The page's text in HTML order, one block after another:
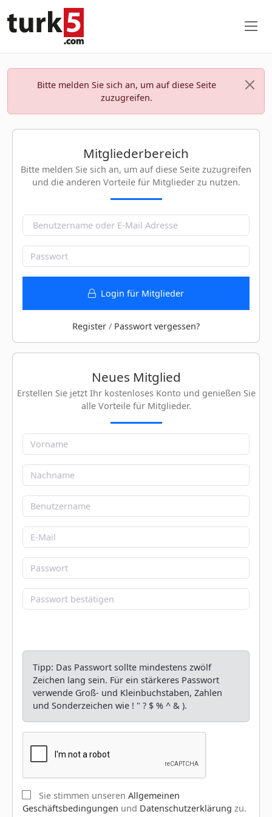
Bitte melden Sie sich an, um auf diese Seite
zuzugreifen.
Mitgliederbereich
Bitte melden Sie sich an, um auf diese Seite zuzugreifen
und die anderen Vorteile für Mitglieder zu nutzen.
Login für Mitglieder
Register / Passwort vergessen?
Neues Mitglied
Erstellen Sie jetzt Ihr kostenloses Konto und genießen Sie
alle Vorteile für Mitglieder.
Tipp: Das Passwort sollte mindestens zwölf
Zeichen lang sein. Für ein stärkeres Passwort
verwende Groß- und Kleinbuchstaben, Zahlen
und Sonderzeichen wie ! " ? $ % ^ & ).
Sie stimmen unseren Allgemeinen
Geschäftsbedingungen und Datenschutzerklärung zu.